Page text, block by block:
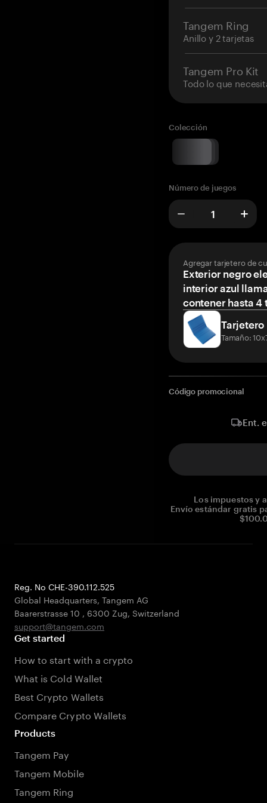
Tangem Ring
Anillo y 2 tarjetas
Tangem Pro Kit
Todo lo que
Colección
Número de juegos
Agregar tarjetero de
Exterior negro
interior azul
contener hasta 4
Tarjetero
Tamaño:
Código promocional
Ent.
Los impuestos y
Envío estándar gratis
Reg. No CHE-390.112.525
Global Headquarters, Tangem AG
Baarerstrasse 10 , 6300 Zug, Switzerland
support@tangem.com
Get started
How to start with a crypto
What is Cold Wallet
Best Crypto Wallets
Compare Crypto Wallets
Products
Tangem Pay
Tangem Mobile
Tangem Ring